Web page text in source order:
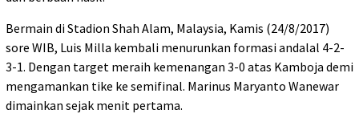
Bermain di Stadion Shah Alam, Malaysia, Kamis (24/8/2017)
sore WIB, Luis Milla kembali menurunkan formasi andalal 4-2-
3-1. Dengan target meraih kemenangan 3-0 atas Kamboja demi
mengamankan tike ke semifinal. Marinus Maryanto Wanewar
dimainkan sejak menit pertama.